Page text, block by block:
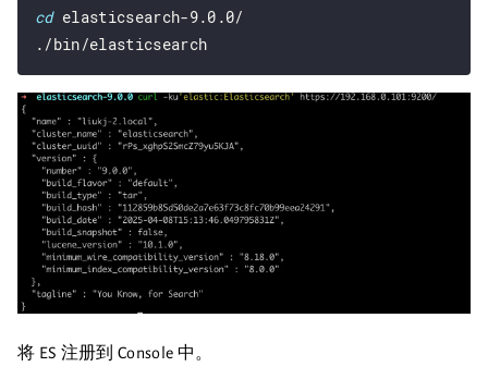
cd elasticsearch-9.0.0/
将 ES 注册到 Console 中。